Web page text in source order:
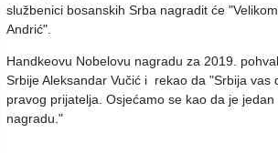
službenici bosanskih Srba nagradit će
Andrić".
Handkeovu Nobelovu nagradu za 2019.
Srbije Aleksandar Vučić i rekao da "Srbija vas
pravog prijatelja. Osjećamo se kao da je
nagradu."